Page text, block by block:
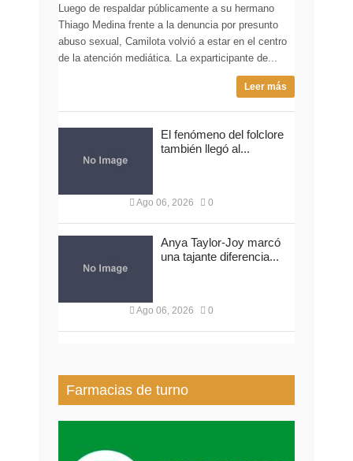
Luego de respaldar públicamente a su hermano
Thiago Medina frente a la denuncia por presunto
abuso sexual, Camilota volvió a estar en el centro
de la atención mediática. La exparticipante de...
Leer más
El fenómeno del folclore
también llegó al...
Ago 06, 2026 0
Anya Taylor-Joy marcó
una tajante diferencia...
Ago 06, 2026 0
Farmacias de turno